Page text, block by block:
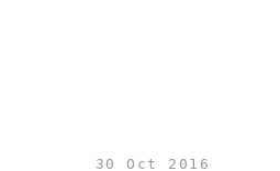
30 Oct 2016